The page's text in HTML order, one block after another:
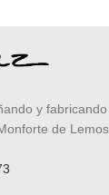
y
de